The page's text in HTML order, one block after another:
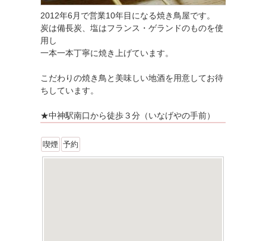
2012年6月で営業10年目になる焼き鳥屋です。
炭は備長炭、塩はフランス・ゲランドのものを使
用し
一本一本丁寧に焼き上げています。
こだわりの焼き鳥と美味しい地酒を用意してお待
ちしています。
★中神駅南口から徒歩３分（いなげやの手前）
喫煙 予約